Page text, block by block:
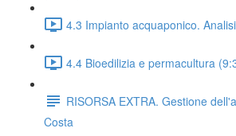
4.3 Impianto acquaponico.
4.4 Bioedilizia e permacultura
RISORSA EXTRA. Gestione
Costa